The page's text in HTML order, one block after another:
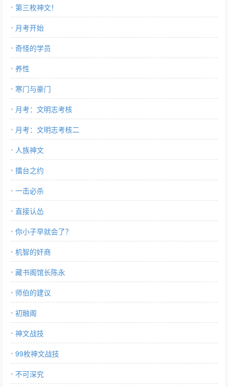
第三枚神文！
月考开始
奇怪的学员
养性
寒门与豪门
月考：文明志考核
月考：文明志考核二
人族神文
擂台之约
一击必杀
直接认怂
你小子早就会了？
机智的奸商
藏书阁馆长陈永
师伯的建议
初融阁
神文战技
99枚神文战技
不可深究